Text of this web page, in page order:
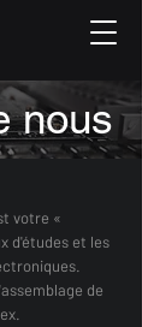
nous
votre «
d'études et les
de